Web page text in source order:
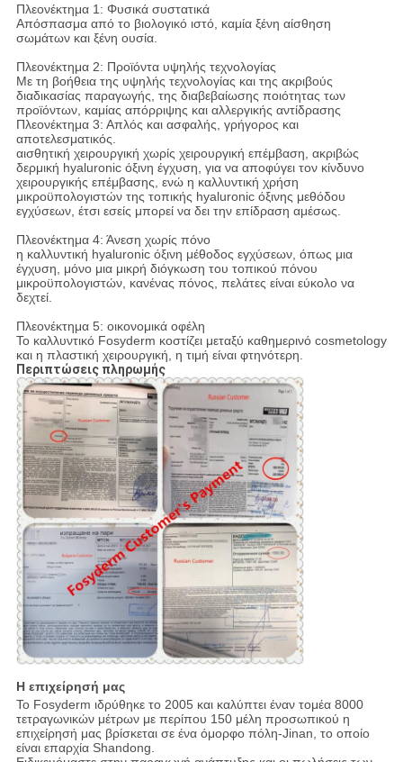
Πλεονέκτημα 1: Φυσικά συστατικά
Απόσπασμα από το βιολογικό ιστό, καμία ξένη αίσθηση
σωμάτων και ξένη ουσία.
Πλεονέκτημα 2: Προϊόντα υψηλής τεχνολογίας
Με τη βοήθεια της υψηλής τεχνολογίας και της ακριβούς
διαδικασίας παραγωγής, της διαβεβαίωσης ποιότητας των
προϊόντων, καμίας απόρριψης και αλλεργικής αντίδρασης
Πλεονέκτημα 3: Απλός και ασφαλής, γρήγορος και
αποτελεσματικός.
αισθητική χειρουργική χωρίς χειρουργική επέμβαση, ακριβώς
δερμική hyaluronic όξινη έγχυση, για να αποφύγει τον κίνδυνο
χειρουργικής επέμβασης, ενώ η καλλυντική χρήση
μικροϋπολογιστών της τοπικής hyaluronic όξινης μεθόδου
εγχύσεων, έτσι εσείς μπορεί να δει την επίδραση αμέσως.
Πλεονέκτημα 4: Άνεση χωρίς πόνο
η καλλυντική hyaluronic όξινη μέθοδος εγχύσεων, όπως μια
έγχυση, μόνο μια μικρή διόγκωση του τοπικού πόνου
μικροϋπολογιστών, κανένας πόνος, πελάτες είναι εύκολο να
δεχτεί.
Πλεονέκτημα 5: οικονομικά οφέλη
Το καλλυντικό Fosyderm κοστίζει μεταξύ καθημερινό cosmetology
και η πλαστική χειρουργική, η τιμή είναι φτηνότερη.
Περιπτώσεις πληρωμής
Η επιχείρησή μας
Το Fosyderm ιδρύθηκε το 2005 και καλύπτει έναν τομέα 8000
τετραγωνικών μέτρων με περίπου 150 μέλη προσωπικού η
επιχείρησή μας βρίσκεται σε ένα όμορφο πόλη-Jinan, το οποίο
είναι επαρχία Shandong.